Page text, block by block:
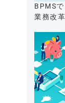
BPMS
業務改